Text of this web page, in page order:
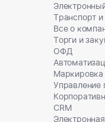
Транспорт и
Все о
Торги и
ОФД
Маркировка
Управление
CRM